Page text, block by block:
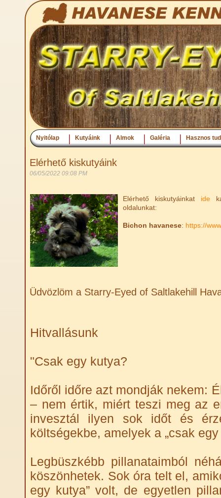
Nyitólap Kutyáink Almok Galéria Hasznos
Elérhető kiskutyáink
06/05/2022 09:08 PM
Elérhető kiskutyáinkat ide
oldalunkat:
Bichon havanese: https://
Üdvözlöm a Starry-Eyed of Saltlakehill
Hitvallásunk
"Csak egy kutya?
Időről időre azt mondják nekem:
– nem értik, miért teszi meg az
invesztál ilyen sok időt és
költségekbe, amelyek a „csak
Legbüszkébb pillanataimból
köszönhetek. Sok óra telt el,
egy kutya” volt, de egyetlen